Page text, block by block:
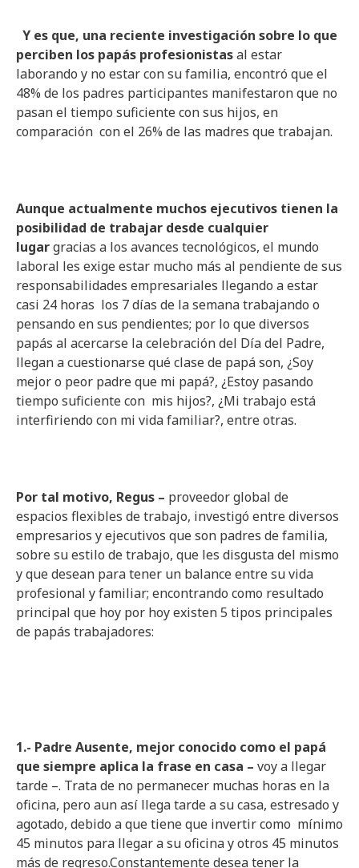
Y es que, una reciente investigación sobre lo que
perciben los papás profesionistasal estar
laborando y no estar con su familia, encontró que el
48% de los padres participantes manifestaron que no
pasan el tiempo suficiente con sus hijos, en
comparación con el 26% de las madres que trabajan.
Aunque actualmente muchos ejecutivos tienen la
posibilidad de trabajar desde cualquier
lugargracias a los avances tecnológicos, el mundo
laboral les exige estar mucho más al pendiente de sus
responsabilidades empresariales llegando a estar
casi 24 horas los 7 días de la semana trabajando o
pensando en sus pendientes; por lo que diversos
papás al acercarse la celebración del Día del Padre,
llegan a cuestionarse qué clase de papá son, ¿Soy
mejor o peor padre que mi papá?, ¿Estoy pasando
tiempo suficiente con mis hijos?, ¿Mi trabajo está
interfiriendo con mi vida familiar?, entre otras.
Por tal motivo, Regus – proveedor global de
espacios flexibles de trabajo, investigó entre diversos
empresarios y ejecutivos que son padres de familia,
sobre su estilo de trabajo, que les disgusta del mismo
y que desean para tener un balance entre su vida
profesional y familiar; encontrando como resultado
principal que hoy por hoy existen 5 tipos principales
de papás trabajadores:
1.- Padre Ausente, mejor conocido como el papá
que siempre aplica la frase en casa – voy a llegar
tarde –. Trata de no permanecer muchas horas en la
oficina, pero aun así llega tarde a su casa, estresado y
agotado, debido a que tiene que invertir como mínimo
45 minutos para llegar a su oficina y otros 45 minutos
más de regreso.Constantemente desea tener la